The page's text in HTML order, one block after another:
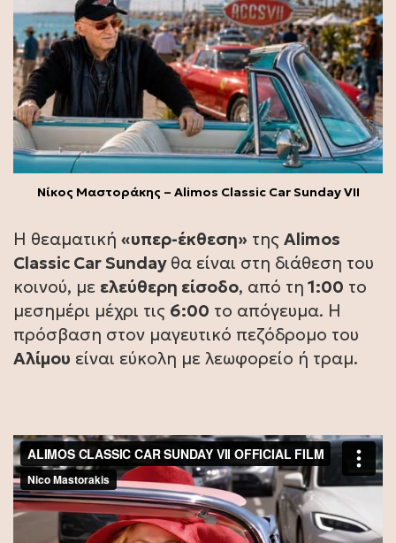
Νίκος Μαστοράκης – Alimos Classic Car Sunday VII
Η θεαματική «υπερ-έκθεση» της Alimos
Classic Car Sunday θα είναι στη διάθεση του
κοινού, με ελεύθερη είσοδο, από τη 1:00 το
μεσημέρι μέχρι τις 6:00 το απόγευμα. Η
πρόσβαση στον μαγευτικό πεζόδρομο του
Αλίμου είναι εύκολη με λεωφορείο ή τραμ.